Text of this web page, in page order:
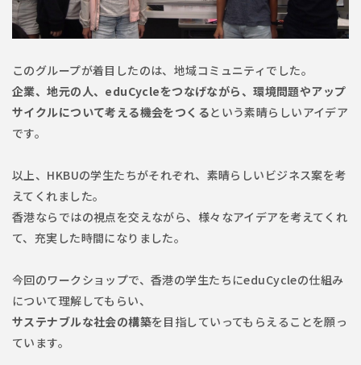
このグループが着目したのは、地域コミュニティでした。
企業、地元の人、eduCycleをつなげながら、環境問題やアップ
サイクルについて考える機会をつくるという素晴らしいアイデア
です。
以上、HKBUの学生たちがそれぞれ、素晴らしいビジネス案を考
えてくれました。
香港ならではの視点を交えながら、様々なアイデアを考えてくれ
て、充実した時間になりました。
今回のワークショップで、香港の学生たちにeduCycleの仕組み
について理解してもらい、
サステナブルな社会の構築を目指していってもらえることを願っ
ています。